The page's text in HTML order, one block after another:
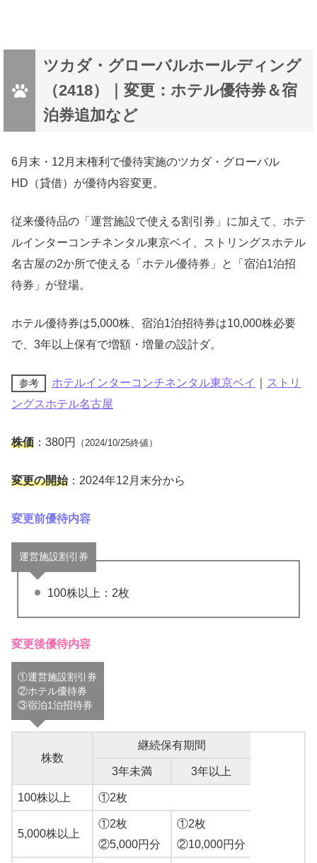
ツカダ・グローバルホールディング
（2418）｜変更：ホテル優待券＆宿
泊券追加など
6月末・12月末権利で優待実施のツカダ・グローバル
HD（貸借）が優待内容変更。
従来優待品の「運営施設で使える割引券」に加えて、ホテ
ルインターコンチネンタル東京ベイ、ストリングスホテル
名古屋の2か所で使える「ホテル優待券」と「宿泊1泊招
待券」が登場。
ホテル優待券は5,000株、宿泊1泊招待券は10,000株必要
で、3年以上保有で増額・増量の設計ダ。
参考 ホテルインターコンチネンタル東京ベイ
ストリ
ングスホテル名古屋
株価 ：380円 （2024/10/25終値）
変更の開始：2024年12月末分から
変更前優待内容
運営施設割引券
100株以上：2枚
変更後優待内容
①運営施設割引券
②ホテル優待券
③宿泊1泊招待券
株数
継続保有期間
3年未満 3年以上
100株以上 ①2枚
5,000株以上
①2枚
②5,000円分
①2枚
②10,000円分